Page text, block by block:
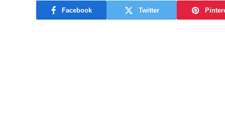
Facebook Twitter